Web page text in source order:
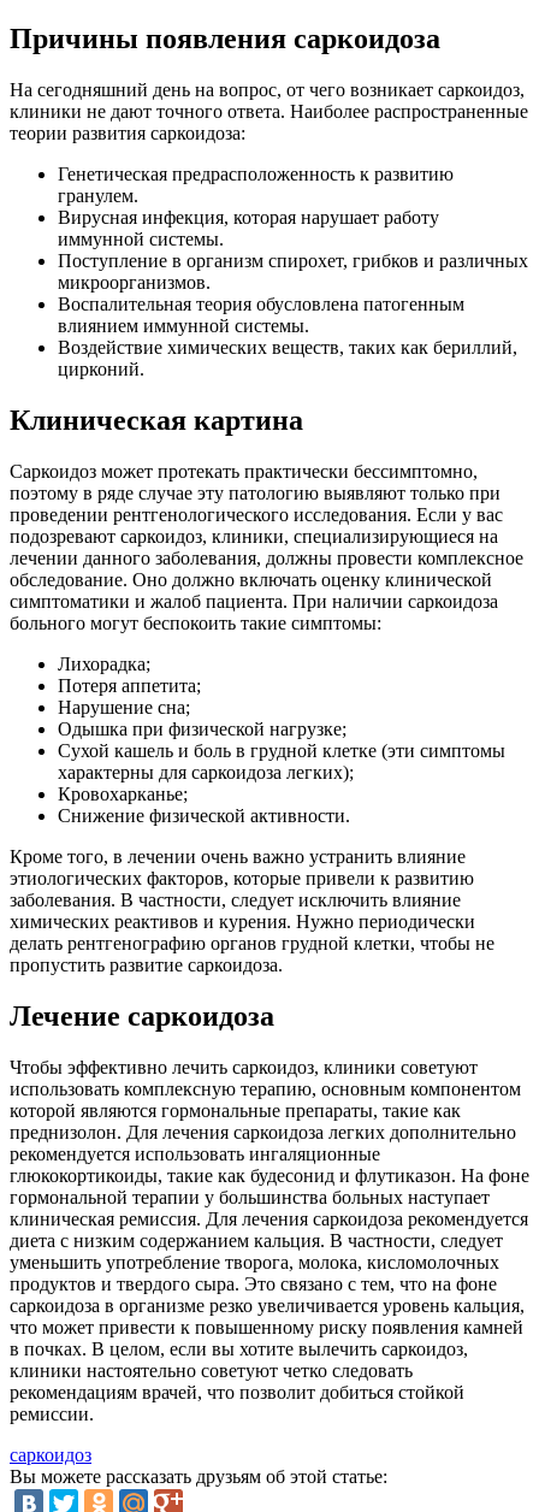
Причины появления саркоидоза
На сегодняшний день на вопрос, от чего возникает саркоидоз,
клиники не дают точного ответа. Наиболее распространенные
теории развития саркоидоза:
Генетическая предрасположенность к развитию
гранулем.
Вирусная инфекция, которая нарушает работу
иммунной системы.
Поступление в организм спирохет, грибков и различных
микроорганизмов.
Воспалительная теория обусловлена патогенным
влиянием иммунной системы.
Воздействие химических веществ, таких как бериллий,
цирконий.
Клиническая картина
Саркоидоз может протекать практически бессимптомно,
поэтому в ряде случае эту патологию выявляют только при
проведении рентгенологического исследования. Если у вас
подозревают саркоидоз, клиники, специализирующиеся на
лечении данного заболевания, должны провести комплексное
обследование. Оно должно включать оценку клинической
симптоматики и жалоб пациента. При наличии саркоидоза
больного могут беспокоить такие симптомы:
Лихорадка;
Потеря аппетита;
Нарушение сна;
Одышка при физической нагрузке;
Сухой кашель и боль в грудной клетке (эти симптомы
характерны для саркоидоза легких);
Кровохарканье;
Снижение физической активности.
Кроме того, в лечении очень важно устранить влияние
этиологических факторов, которые привели к развитию
заболевания. В частности, следует исключить влияние
химических реактивов и курения. Нужно периодически
делать рентгенографию органов грудной клетки, чтобы не
пропустить развитие саркоидоза.
Лечение саркоидоза
Чтобы эффективно лечить саркоидоз, клиники советуют
использовать комплексную терапию, основным компонентом
которой являются гормональные препараты, такие как
преднизолон. Для лечения саркоидоза легких дополнительно
рекомендуется использовать ингаляционные
глюкокортикоиды, такие как будесонид и флутиказон. На фоне
гормональной терапии у большинства больных наступает
клиническая ремиссия. Для лечения саркоидоза рекомендуется
диета с низким содержанием кальция. В частности, следует
уменьшить употребление творога, молока, кисломолочных
продуктов и твердого сыра. Это связано с тем, что на фоне
саркоидоза в организме резко увеличивается уровень кальция,
что может привести к повышенному риску появления камней
в почках. В целом, если вы хотите вылечить саркоидоз,
клиники настоятельно советуют четко следовать
рекомендациям врачей, что позволит добиться стойкой
ремиссии.
саркоидоз
Вы можете рассказать друзьям об этой статье: